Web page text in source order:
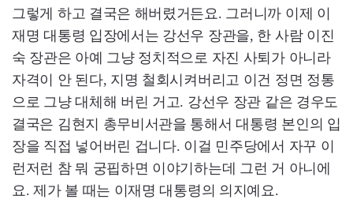
그렇게 하고 결국은 해버렸거든요. 그러니까 이제 이
재명 대통령 입장에서는 강선우 장관을, 한 사람 이진
숙 장관은 아예 그냥 정치적으로 자진 사퇴가 아니라
자격이 안 된다, 지명 철회시켜버리고 이건 정면 정통
으로 그냥 대체해 버린 거고. 강선우 장관 같은 경우도
결국은 김현지 총무비서관을 통해서 대통령 본인의 입
장을 직접 넣어버린 겁니다. 이걸 민주당에서 자꾸 이
런저런 참 뭐 궁핍하면 이야기하는데 그런 거 아니에
요. 제가 볼 때는 이재명 대통령의 의지예요.